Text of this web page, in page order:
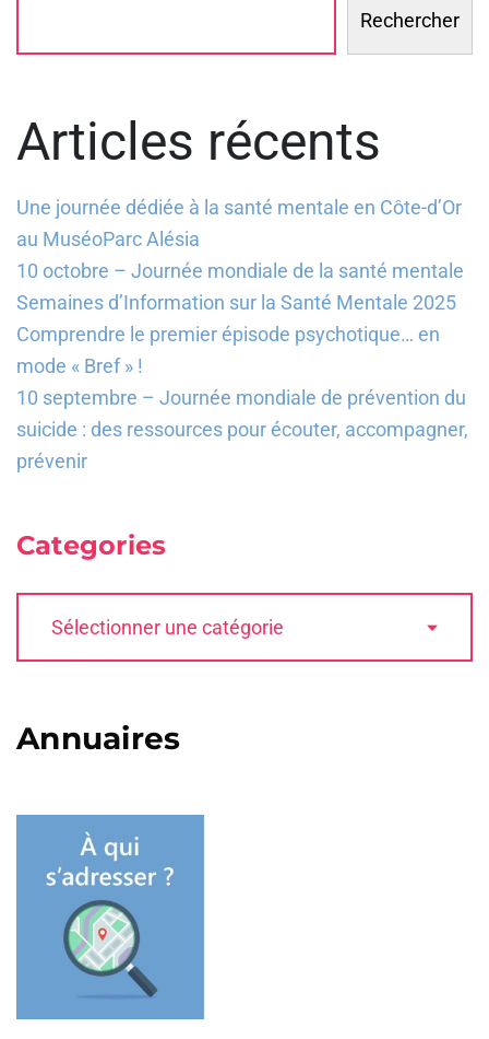
Rechercher
Articles récents
Une journée dédiée à la santé mentale en Côte-d’Or
au MuséoParc Alésia
10 octobre – Journée mondiale de la santé mentale
Semaines d’Information sur la Santé Mentale 2025
Comprendre le premier épisode psychotique… en
mode « Bref » !
10 septembre – Journée mondiale de prévention du
suicide : des ressources pour écouter, accompagner,
prévenir
Categories
Annuaires